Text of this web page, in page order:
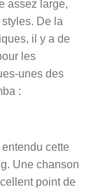
assez large,
De la
il y a de
les
unes des
:
cette
Une chanson
point de